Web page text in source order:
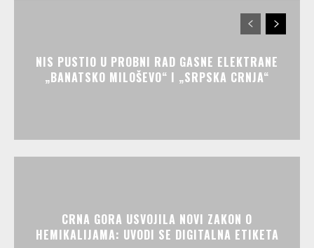
NIS PUSTIO U PROBNI RAD GASNE ELEKTRANE
„BANATSKO MILOŠEVO“ I „SRPSKA CRNJA“
CRNA GORA USVOJILA NOVI ZAKON O
HEMIKALIJAMA: UVODI SE DIGITALNA ETIKETA